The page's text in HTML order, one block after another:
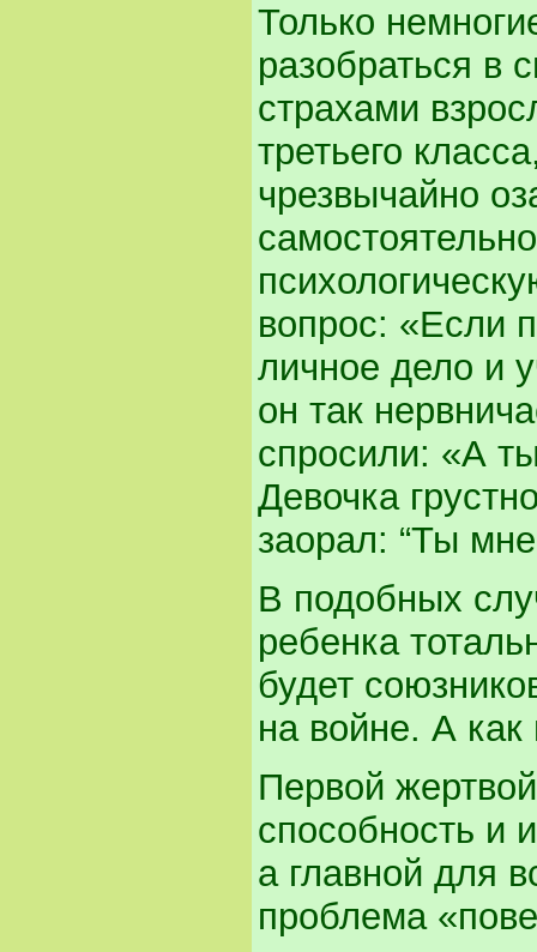
Только
разобраться в
страхами
третьего
чрезвычайно
вопрос: «Если
личное дело и
он так
спросили: «А
Девочка
заорал: “Ты
В подобных
ребенка
будет
на войне. А как
Первой
способность и
а главной для
проблема